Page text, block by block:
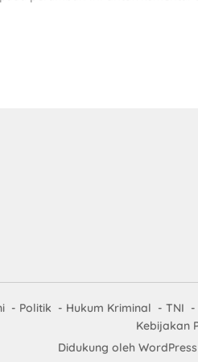
Politik Hukum Kriminal TNI
Kebijakan
Didukung oleh WordPress